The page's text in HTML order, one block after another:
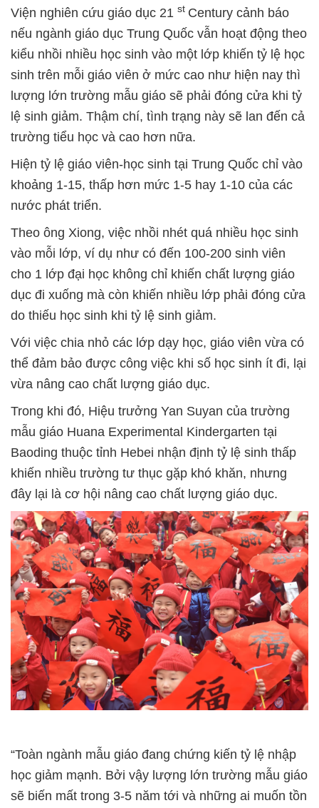
Viện nghiên cứu giáo dục 21 st Century cảnh báo
nếu ngành giáo dục Trung Quốc vẫn hoạt động theo
kiểu nhồi nhiều học sinh vào một lớp khiến tỷ lệ học
sinh trên mỗi giáo viên ở mức cao như hiện nay thì
lượng lớn trường mẫu giáo sẽ phải đóng cửa khi tỷ
lệ sinh giảm. Thậm chí, tình trạng này sẽ lan đến cả
trường tiểu học và cao hơn nữa.
Hiện tỷ lệ giáo viên-học sinh tại Trung Quốc chỉ vào
khoảng 1-15, thấp hơn mức 1-5 hay 1-10 của các
nước phát triển.
Theo ông Xiong, việc nhồi nhét quá nhiều học sinh
vào mỗi lớp, ví dụ như có đến 100-200 sinh viên
cho 1 lớp đại học không chỉ khiến chất lượng giáo
dục đi xuống mà còn khiến nhiều lớp phải đóng cửa
do thiếu học sinh khi tỷ lệ sinh giảm.
Với việc chia nhỏ các lớp dạy học, giáo viên vừa có
thể đảm bảo được công việc khi số học sinh ít đi, lại
vừa nâng cao chất lượng giáo dục.
Trong khi đó, Hiệu trưởng Yan Suyan của trường
mẫu giáo Huana Experimental Kindergarten tại
Baoding thuộc tỉnh Hebei nhận định tỷ lệ sinh thấp
khiến nhiều trường tư thục gặp khó khăn, nhưng
đây lại là cơ hội nâng cao chất lượng giáo dục.
“Toàn ngành mẫu giáo đang chứng kiến tỷ lệ nhập
học giảm mạnh. Bởi vậy lượng lớn trường mẫu giáo
sẽ biến mất trong 3-5 năm tới và những ai muốn tồn